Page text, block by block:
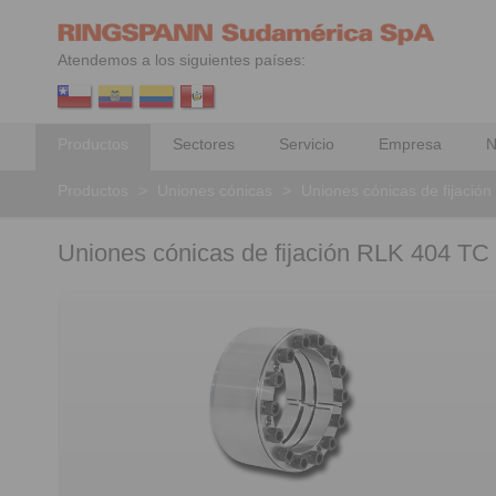
Atendemos a los siguientes países:
Sectores Servicio Empresa
Uniones cónicas de fijación RLK 404 TC